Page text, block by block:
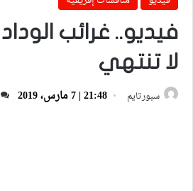
فيديو.. غرائب
لا تنتهي
سبورتايم 21:48 | 7 مارس، 2019